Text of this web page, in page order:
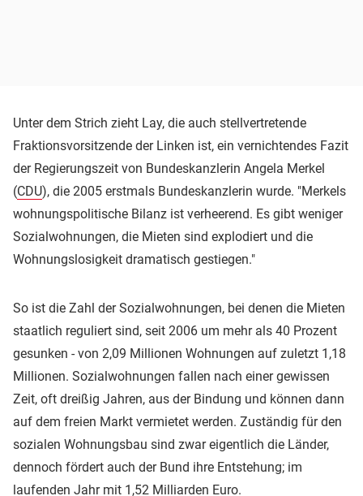
Unter dem Strich zieht Lay, die auch stellvertretende
Fraktionsvorsitzende der Linken ist, ein vernichtendes Fazit
der Regierungszeit von Bundeskanzlerin Angela Merkel
(CDU), die 2005 erstmals Bundeskanzlerin wurde. "Merkels
wohnungspolitische Bilanz ist verheerend. Es gibt weniger
Sozialwohnungen, die Mieten sind explodiert und die
Wohnungslosigkeit dramatisch gestiegen."
So ist die Zahl der Sozialwohnungen, bei denen die Mieten
staatlich reguliert sind, seit 2006 um mehr als 40 Prozent
gesunken - von 2,09 Millionen Wohnungen auf zuletzt 1,18
Millionen. Sozialwohnungen fallen nach einer gewissen
Zeit, oft dreißig Jahren, aus der Bindung und können dann
auf dem freien Markt vermietet werden. Zuständig für den
sozialen Wohnungsbau sind zwar eigentlich die Länder,
dennoch fördert auch der Bund ihre Entstehung; im
laufenden Jahr mit 1,52 Milliarden Euro.